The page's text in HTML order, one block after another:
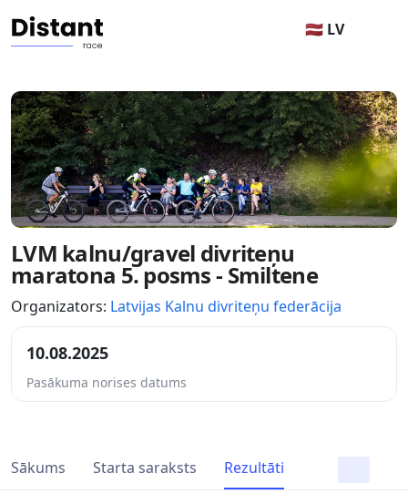
🇱🇻 LV
LVM kalnu/gravel divriteņu
maratona 5. posms - Smiltene
Organizators: Latvijas Kalnu divriteņu federācija
10.08.2025
Pasākuma norises datums
Sākums Starta saraksts Rezultāti